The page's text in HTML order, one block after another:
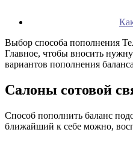
Выбор способа пополнения
Главное, чтобы вносить
вариантов пополнения
Салоны сотовой
Способ пополнить баланс
ближайший к себе можно,